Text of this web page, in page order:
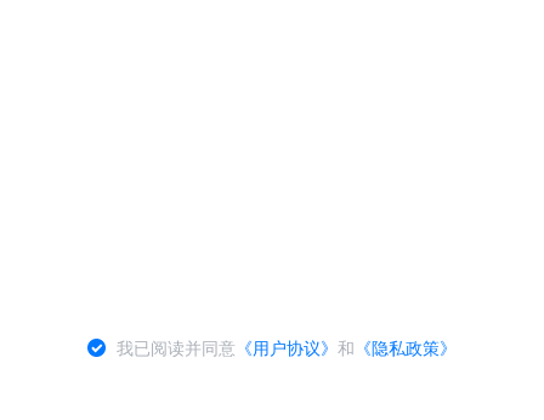
我已阅读并同意 《用户协议》和 《隐私政策》